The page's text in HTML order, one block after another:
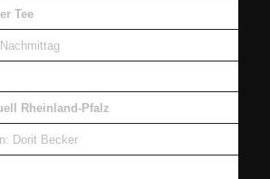
Tee
Rheinland-Pfalz
Dorit Becker